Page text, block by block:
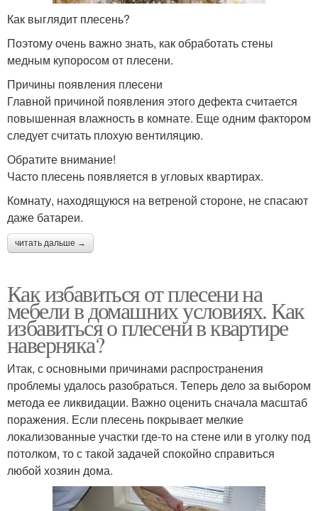
Как выглядит плесень?
Поэтому очень важно знать, как обработать стены
медным купоросом от плесени.
Причины появления плесени
Главной причиной появления этого дефекта считается
повышенная влажность в комнате. Еще одним фактором
следует считать плохую вентиляцию.
Обратите внимание!
Часто плесень появляется в угловых квартирах.
Комнату, находящуюся на ветреной стороне, не спасают
даже батареи.
читать дальше →
Как избавиться от плесени на
мебели в домашних условиях. Как
избавиться о плесени в квартире
наверняка?
Итак, с основными причинами распространения
проблемы удалось разобраться. Теперь дело за выбором
метода ее ликвидации. Важно оценить сначала масштаб
поражения. Если плесень покрывает мелкие
локализованные участки где-то на стене или в уголку под
потолком, то с такой задачей спокойно справиться
любой хозяин дома.